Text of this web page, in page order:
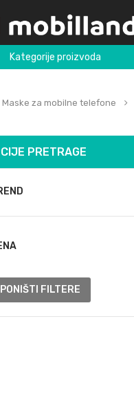
Kategorije proizvoda
Maske za mobilne telefone
PRETRAGE
PONIŠTI FILTERE